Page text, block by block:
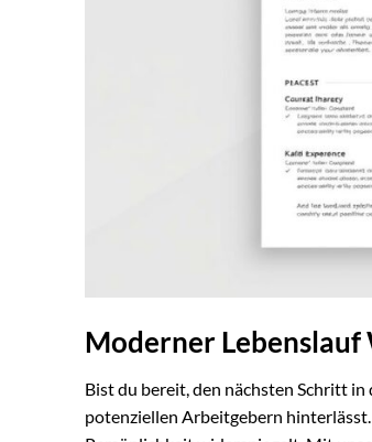
Moderner Lebenslauf
Bist du bereit, den nächsten Schritt in
potenziellen Arbeitgebern